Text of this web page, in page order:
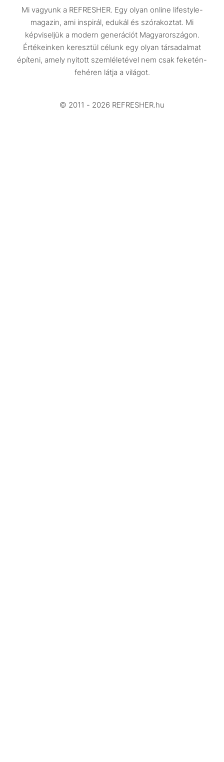
Utazás
Életmód
Design
Beszélgetések
Videó
Mi vagyunk a REFRESHER. Egy olyan online lifestyle-
magazin, ami inspirál, edukál és szórakoztat. Mi
képviseljük a modern generációt Magyarországon.
Értékeinken keresztül célunk egy olyan társadalmat
építeni, amely nyitott szemléletével nem csak feketén-
fehéren látja a világot.
© 2011 - 2026 REFRESHER.hu